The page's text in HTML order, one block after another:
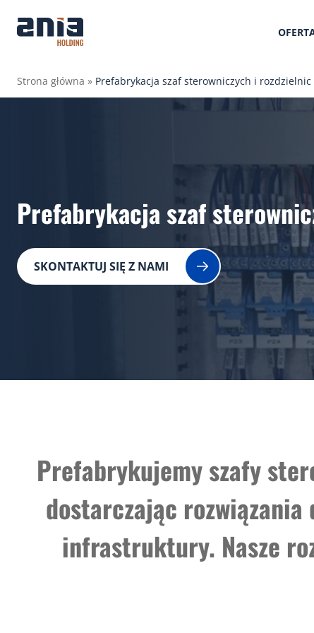
Strona główna » Prefabrykacja szaf sterowniczych i rozdzielnic
Prefabrykacja szaf
SKONTAKTUJ SIĘ Z NAMI
Prefabrykujemy szafy
dostarczając
infrastruktury. Nasze